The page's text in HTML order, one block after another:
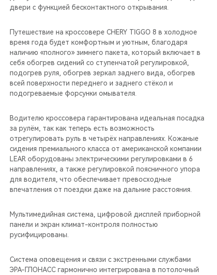
двери с функцией бесконтактного открывания.
Путешествие на кроссовере CHERY TIGGO 8 в холодное
время года будет комфортным и уютным, благодаря
наличию «полного» зимнего пакета, который включает в
себя обогрев сидений со ступенчатой регулировкой,
подогрев руля, обогрев зеркал заднего вида, обогрев
всей поверхности переднего и заднего стёкол и
подогреваемые форсунки омывателя.
Водителю кроссовера гарантирована идеальная посадка
за рулём, так как теперь есть возможность
отрегулировать руль в четырёх направлениях. Кожаные
сидения премиального класса от американской компании
LEAR оборудованы электрическими регулировками в 6
направлениях, а также регулировкой поясничного упора
для водителя, что обеспечивает превосходные
впечатления от поездки даже на дальние расстояния.
Мультимедийная система, цифровой дисплей приборной
панели и экран климат-контроля полностью
русифицированы.
Система оповещения и связи с экстренными службами
ЭРА-ГЛОНАСС гармонично интегрирована в потолочный